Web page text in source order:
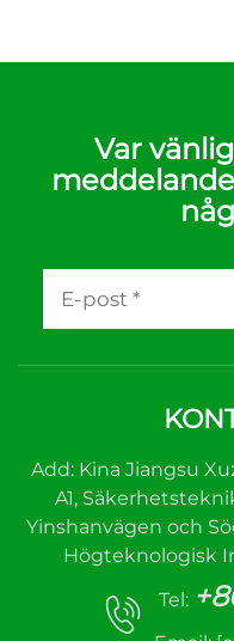
Var
Add: Kina Jiangsu
A1,
Yinshanvägen och
Högteknologisk
Tel: